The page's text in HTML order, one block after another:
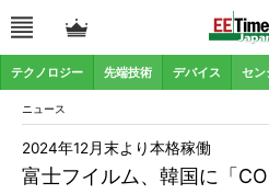
テクノロジー 先端技術 デバイス セン
ニュース
富士フイルム、韓国に「
2024年12月末より本格稼働